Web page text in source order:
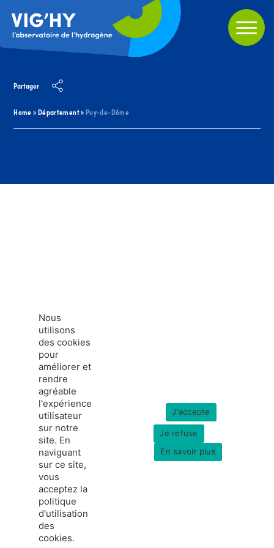
Home»Département»Puy-de-Dôme
Partager
france-hydrogene.org
Données personnelles
Mentions légales
Nous
utilisons
des cookies
pour
améliorer et
rendre
agréable
l'expérience
utilisateur
sur notre
site. En
naviguant
sur ce site,
vous
acceptez la
politique
d'utilisation
des
cookies.
J'accepte
Je refuse
En savoir plus